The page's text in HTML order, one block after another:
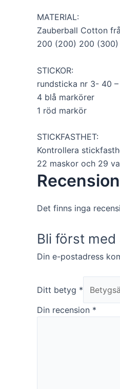
MATERIAL:
Zauberball Cotton
200 (200) 200
STICKOR:
rundsticka nr 3- 40
4 blå markörer
1 röd markör
STICKFASTHET:
Kontrollera
22 maskor och 29
Det finns inga
Bli först
Din e-postadress
Ditt betyg *
Din recension *
Statistik
För att vi ska
funktionalitet
uppbyggnad,
hur hemsidan
Upplevelse
hemsida ska
möjligt under
Om du nekar
kakorna
kommer viss